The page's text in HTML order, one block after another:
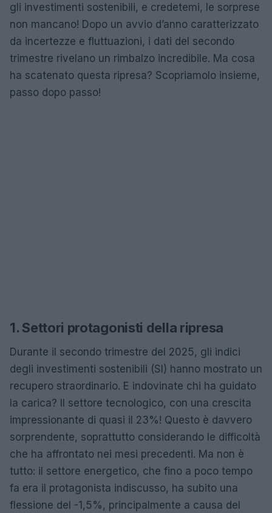
gli investimenti sostenibili, e credetemi, le sorprese
non mancano! Dopo un avvio d’anno caratterizzato
da incertezze e fluttuazioni, i dati del secondo
trimestre rivelano un rimbalzo incredibile. Ma cosa
ha scatenato questa ripresa? Scopriamolo insieme,
passo dopo passo!
1. Settori protagonisti della ripresa
Durante il secondo trimestre del 2025, gli indici
degli investimenti sostenibili (SI) hanno mostrato un
recupero straordinario. E indovinate chi ha guidato
la carica? Il settore tecnologico, con una crescita
impressionante di quasi il 23%! Questo è davvero
sorprendente, soprattutto considerando le difficoltà
che ha affrontato nei mesi precedenti. Ma non è
tutto: il settore energetico, che fino a poco tempo
fa era il protagonista indiscusso, ha subito una
flessione del -1,5%, principalmente a causa del